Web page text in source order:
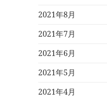
2021年8月
2021年7月
2021年6月
2021年5月
2021年4月